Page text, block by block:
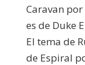
Caravan
es de Duke
El tema de
de Espiral